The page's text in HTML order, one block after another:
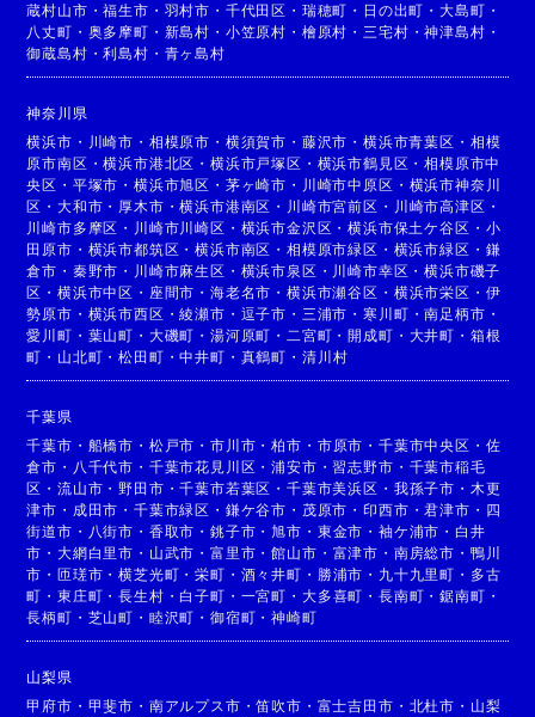
蔵村山市 ・福生市 ・ 羽村市 ・ 千代田区 ・ 瑞穂町 ・ 日の出町 ・大島町 ・
八丈町 ・ 奥多摩町 ・ 新島村 ・ 小笠原村 ・ 檜原村 ・ 三宅村 ・神津島村 ・
御蔵島村 ・利島村 ・ 青ヶ島村
神奈川県
横浜市 ・ 川崎市 ・ 相模原市 ・ 横須賀市 ・ 藤沢市 ・横浜市青葉区 ・ 相模
原市南区 ・横浜市港北区 ・横浜市戸塚区 ・ 横浜市鶴見区 ・相模原市中
央区 ・ 平塚市 ・横浜市旭区 ・ 茅ヶ崎市 ・ 川崎市中原区 ・ 横浜市神奈川
区 ・大和市 ・ 厚木市 ・横浜市港南区 ・ 川崎市宮前区 ・ 川崎市高津区 ・
川崎市多摩区 ・ 川崎市川崎区 ・ 横浜市金沢区 ・横浜市保土ケ谷区 ・ 小
田原市 ・ 横浜市都筑区 ・横浜市南区 ・相模原市緑区 ・ 横浜市緑区 ・ 鎌
倉市 ・ 秦野市 ・ 川崎市麻生区 ・ 横浜市泉区 ・ 川崎市幸区 ・横浜市磯子
区 ・横浜市中区 ・ 座間市 ・海老名市 ・横浜市瀬谷区 ・ 横浜市栄区 ・ 伊
勢原市 ・ 横浜市西区 ・綾瀬市 ・ 逗子市 ・ 三浦市 ・寒川町 ・南足柄市 ・
愛川町 ・ 葉山町 ・ 大磯町 ・湯河原町 ・ 二宮町 ・開成町 ・ 大井町 ・ 箱根
町 ・ 山北町 ・松田町 ・中井町 ・ 真鶴町 ・ 清川村
千葉県
千葉市 ・ 船橋市 ・ 松戸市 ・市川市 ・柏市 ・ 市原市 ・ 千葉市中央区 ・ 佐
倉市 ・ 八千代市 ・ 千葉市花見川区 ・浦安市 ・習志野市 ・ 千葉市稲毛
区 ・流山市 ・野田市 ・千葉市若葉区 ・千葉市美浜区 ・ 我孫子市 ・ 木更
津市 ・ 成田市 ・千葉市緑区 ・ 鎌ケ谷市 ・ 茂原市 ・印西市 ・君津市 ・ 四
街道市 ・ 八街市 ・ 香取市 ・銚子市 ・旭市 ・ 東金市 ・ 袖ケ浦市 ・ 白井
市 ・大網白里市 ・ 山武市 ・富里市 ・館山市 ・ 富津市 ・ 南房総市 ・ 鴨川
市 ・匝瑳市 ・横芝光町 ・栄町 ・ 酒々井町 ・ 勝浦市 ・ 九十九里町 ・ 多古
町 ・東庄町 ・長生村 ・ 白子町 ・ 一宮町 ・ 大多喜町 ・ 長南町 ・鋸南町 ・
長柄町 ・ 芝山町 ・ 睦沢町 ・御宿町 ・神崎町
山梨県
甲府市 ・ 甲斐市 ・ 南アルプス市 ・笛吹市 ・ 富士吉田市 ・ 北杜市 ・ 山梨